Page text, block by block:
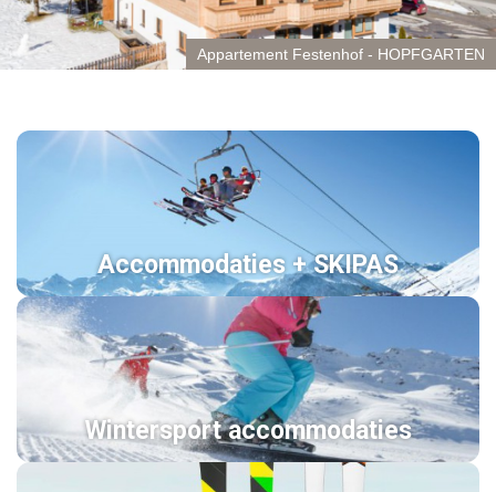
Appartement Festenhof - HOPFGARTEN
Accommodaties + SKIPAS
Wintersport accommodaties